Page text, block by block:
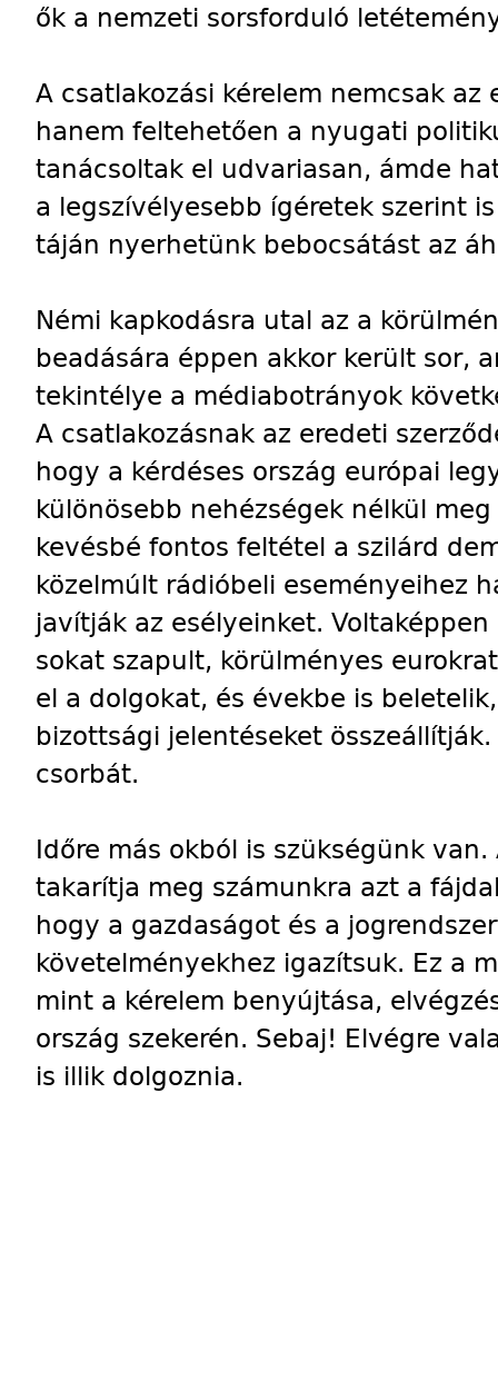
ők a nemzeti sorsforduló
A csatlakozási kérelem nemcsak
hanem feltehetően a nyugati
tanácsoltak el udvariasan, ámde
a legszívélyesebb ígéretek szerint
táján nyerhetünk bebocsátást az
Némi kapkodásra utal az a
beadására éppen akkor került sor,
tekintélye a médiabotrányok
A csatlakozásnak az eredeti
hogy a kérdéses ország európai
különösebb nehézségek nélkül
kevésbé fontos feltétel a szilárd
közelmúlt rádióbeli eseményeihez
javítják az esélyeinket.
sokat szapult, körülményes
el a dolgokat, és évekbe is
bizottsági jelentéseket
csorbát.
Időre más okból is szükségünk
takarítja meg számunkra azt a
hogy a gazdaságot és a
követelményekhez igazítsuk. Ez a
mint a kérelem benyújtása,
ország szekerén. Sebaj! Elvégre
is illik dolgoznia.